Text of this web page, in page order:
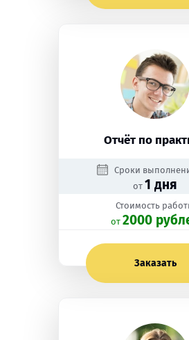
Отчёт по
Сроки
от 1 дня
Стоимость
oт 2000
Заказать